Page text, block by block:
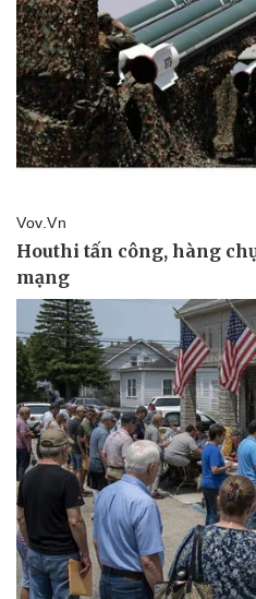
Doanh nghiệp
Thông tin doanh nghiệp
Doanh nghiệp 24h
Doanh nhân
Vì cộng đồng